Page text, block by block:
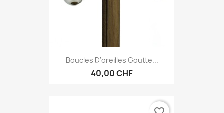
Boucles D’oreilles Goutte...
40,00 CHF